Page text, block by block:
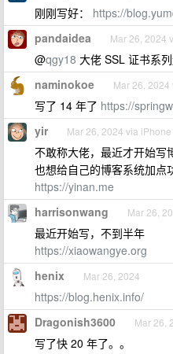
刚刚写好： https://
pandaidea Mar 26, 2024
@qgy18 大佬 SSL 证书系
naminokoe Mar 26,
写了 14 年了 https://
yir Mar 26, 2024 via iPhone
不敢称大佬，最近才开始写
也想给自己的博客系统加点
https://yinan.me
harrisonwang Mar 26,
最近开始写，不到半年
https://xiaowangye.org
henix Mar 26, 2024
https://blog.henix.info/
Dragonish3600 Mar 26,
写了快 20 年了。。